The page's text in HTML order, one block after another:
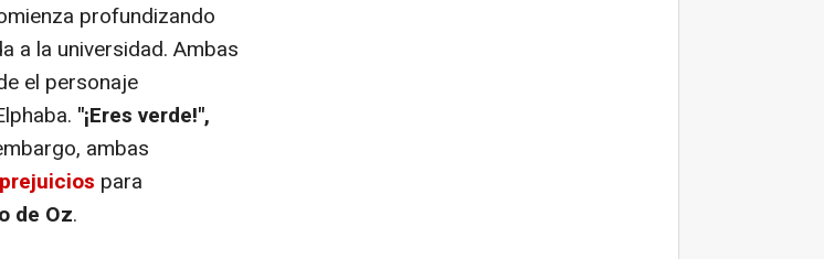
profundizando
a la universidad. Ambas
el personaje
"¡Eres verde!",
ambas
para
de Oz.